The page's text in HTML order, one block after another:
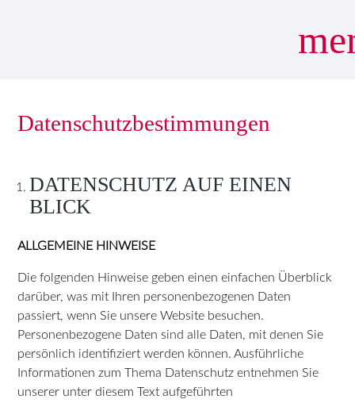
Suchbegriffe SUCHEN
Datenschutzbestimmungen
DATENSCHUTZ AUF EINEN
BLICK
ALLGEMEINE HINWEISE
Die folgenden Hinweise geben einen einfachen Überblick
darüber, was mit Ihren personenbezogenen Daten
passiert, wenn Sie unsere Website besuchen.
Personenbezogene Daten sind alle Daten, mit denen Sie
persönlich identifiziert werden können. Ausführliche
Informationen zum Thema Datenschutz entnehmen Sie
unserer unter diesem Text aufgeführten